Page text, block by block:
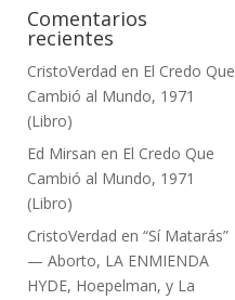
Comentarios
recientes
CristoVerdad en El Credo Que
Cambió al Mundo, 1971
(Libro)
Ed Mirsan en El Credo Que
Cambió al Mundo, 1971
(Libro)
CristoVerdad en“Sí Matarás”
— Aborto, LA ENMIENDA
HYDE, Hoepelman, y La